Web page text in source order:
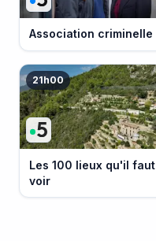
Association criminelle
21h00
Les 100 lieux qu'il faut
voir